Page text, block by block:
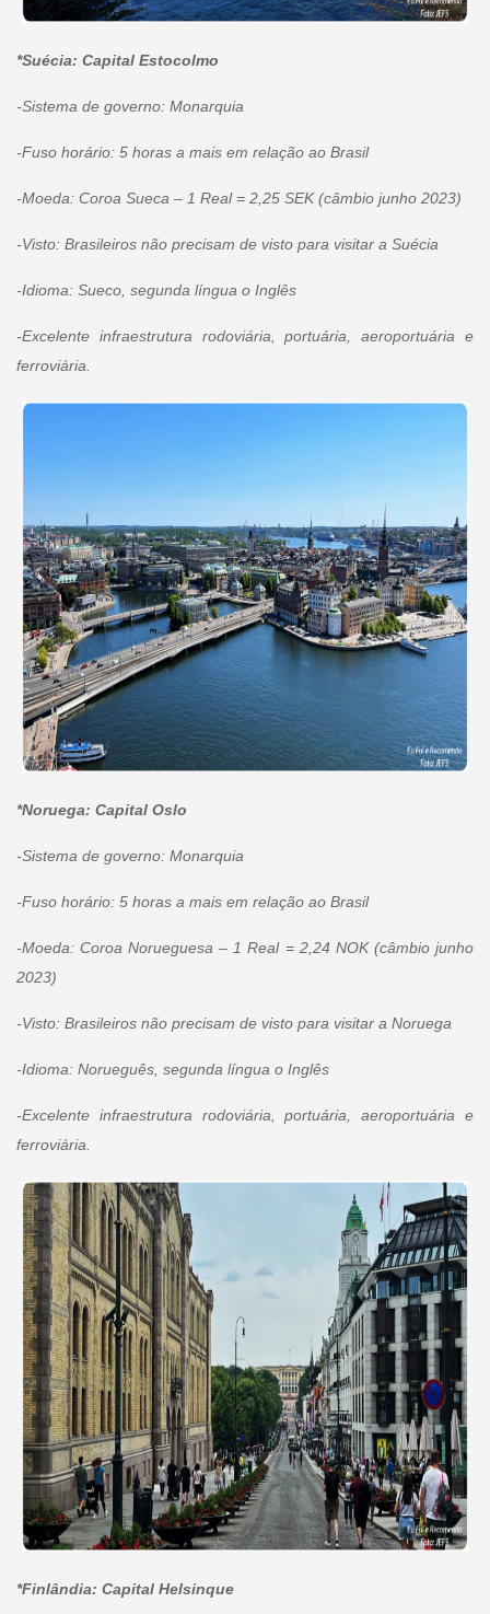
*Suécia: Capital Estocolmo
-Sistema de governo: Monarquia
-Fuso horário: 5 horas a mais em relação ao Brasil
-Moeda: Coroa Sueca – 1 Real = 2,25 SEK (câmbio junho 2023)
-Visto: Brasileiros não precisam de visto para visitar a Suécia
-Idioma: Sueco, segunda língua o Inglês
-Excelente infraestrutura rodoviária, portuária, aeroportuária e
ferroviária.
*Noruega: Capital Oslo
-Sistema de governo: Monarquia
-Fuso horário: 5 horas a mais em relação ao Brasil
-Moeda: Coroa Norueguesa – 1 Real = 2,24 NOK (câmbio junho
2023)
-Visto: Brasileiros não precisam de visto para visitar a Noruega
-Idioma: Norueguês, segunda língua o Inglês
-Excelente infraestrutura rodoviária, portuária, aeroportuária e
ferroviária.
*Finlândia: Capital Helsinque